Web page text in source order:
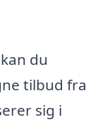
du
tilbud fra
sig i